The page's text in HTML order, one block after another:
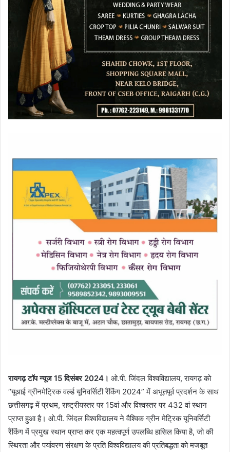
रायगढ़ टॉप न्यूज 15 दिसंबर 2024। ओ.पी. जिंदल विश्वविद्यालय, रायगढ़ को
“यूआई ग्रीनमेट्रिक वर्ल्ड यूनिवर्सिटी रैंकिंग 2024” में अभूतपूर्व प्रदर्शन के साथ
छत्तीसगढ़ में प्रथम, राष्ट्रीयस्तर पर 15वां और विश्वस्तर पर 432 वां स्थान
प्राप्त हुआ है। ओ.पी. जिंदल विश्वविद्यालय ने वैश्विक ग्रीन मेट्रिक यूनिवर्सिटी
रैंकिंग में प्रमुख स्थान प्राप्त कर एक महत्वपूर्ण उपलब्धि हासिल किया है, जो की
स्थिरता और पर्यावरण संरक्षण के प्रति विश्वविद्यालय की प्रतिबद्धता को मजबूत